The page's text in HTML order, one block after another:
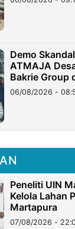
Demo
ATMAJA
Bakrie Group
06/08/2026 -
Peneliti UIN
Kelola Lahan
Martapura
07/08/2026 -